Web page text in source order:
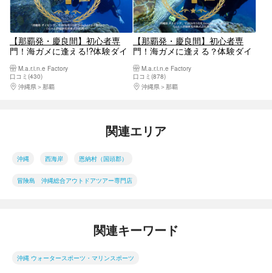
【那覇発・慶良間】初心者専
門！海ガメに逢える!?体験ダイ
2025年4月Google口コミ数「沖
縄ダイビング」第１位
M.a.r.i.n.e Factory
口コミ(430)
沖縄県
那覇
【那覇発・慶良間】初心者専
門！海ガメに逢える？体験ダイ
｜2025年4月Google口コミ数
「沖縄ダイビング」第１位
M.a.r.i.n.e Factory
口コミ(878)
沖縄県
那覇
関連エリア
沖縄 西海岸 恩納村（国頭郡）
冒険島 沖縄総合アウトドアツアー専門店
関連キーワード
沖縄 ウォータースポーツ・マリンスポーツ